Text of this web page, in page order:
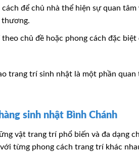
để chủ nhà thể hiện sự quan
thương.
chủ đề hoặc phong cách đặc
trang trí sinh nhật là một phần
sinh nhật Bình Chánh
vật trang trí phổ biến và đa dạng
từng phong cách trang trí khác